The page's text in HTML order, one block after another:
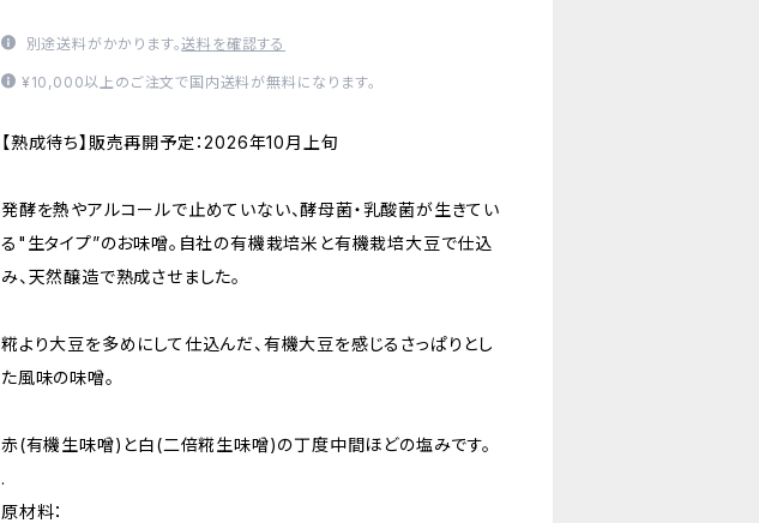
別途送料がかかります。送料を確認する
¥10,000以上のご注文で国内送料が無料になります。
【熟成待ち】販売再開予定：2026年10月上旬
発酵を熱やアルコールで止めていない、酵母菌・乳酸菌が生きてい
る"生タイプ”のお味噌。自社の有機栽培米と有機栽培大豆で仕込
み、天然醸造で熟成させました。
糀より大豆を多めにして仕込んだ、有機大豆を感じるさっぱりとし
た風味の味噌。
赤(有機生味噌)と白(二倍糀生味噌)の丁度中間ほどの塩みです。
.
原材料：